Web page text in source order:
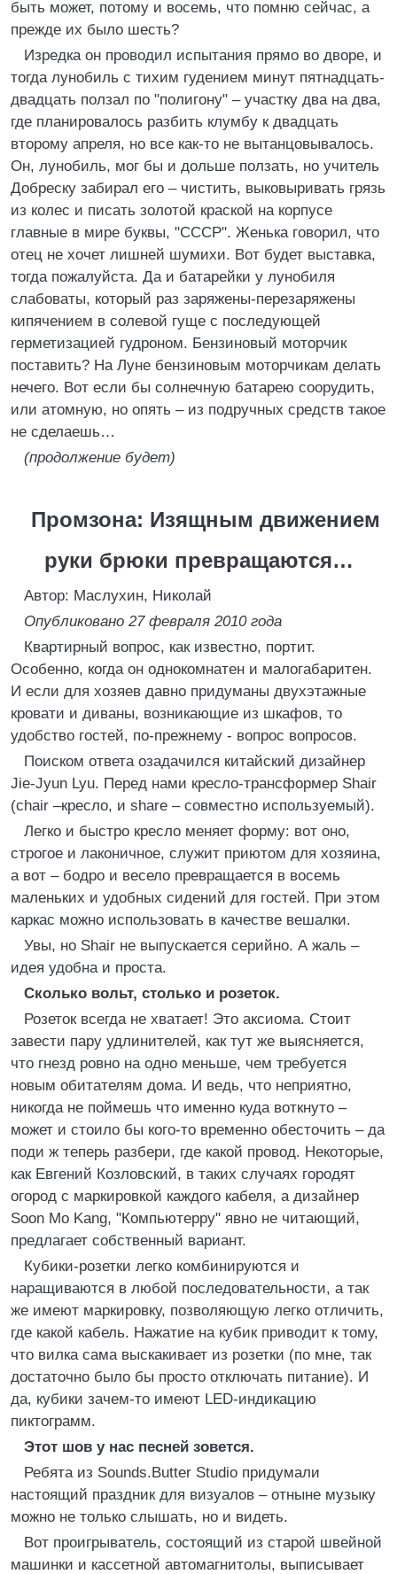
быть может, потому и восемь, что помню сейчас, а
прежде их было шесть?
Изредка он проводил испытания прямо во дворе, и
тогда лунобиль с тихим гудением минут пятнадцать-
двадцать ползал по "полигону" – участку два на два,
где планировалось разбить клумбу к двадцать
второму апреля, но все как-то не вытанцовывалось.
Он, лунобиль, мог бы и дольше ползать, но учитель
Добреску забирал его – чистить, выковыривать грязь
из колес и писать золотой краской на корпусе
главные в мире буквы, "СССР". Женька говорил, что
отец не хочет лишней шумихи. Вот будет выставка,
тогда пожалуйста. Да и батарейки у лунобиля
слабоваты, который раз заряжены-перезаряжены
кипячением в солевой гуще с последующей
герметизацией гудроном. Бензиновый моторчик
поставить? На Луне бензиновым моторчикам делать
нечего. Вот если бы солнечную батарею соорудить,
или атомную, но опять – из подручных средств такое
не сделаешь…
(продолжение будет)
Промзона: Изящным движением
руки брюки превращаются…
Автор: Маслухин, Николай
Опубликовано 27 февраля 2010 года
Квартирный вопрос, как известно, портит.
Особенно, когда он однокомнатен и малогабаритен.
И если для хозяев давно придуманы двухэтажные
кровати и диваны, возникающие из шкафов, то
удобство гостей, по-прежнему - вопрос вопросов.
Поиском ответа озадачился китайский дизайнер
Jie-Jyun Lyu. Перед нами кресло-трансформер Shair
(сhair –кресло, и share – совместно используемый).
Легко и быстро кресло меняет форму: вот оно,
строгое и лаконичное, служит приютом для хозяина,
а вот – бодро и весело превращается в восемь
маленьких и удобных сидений для гостей. При этом
каркас можно использовать в качестве вешалки.
Увы, но Shair не выпускается серийно. А жаль –
идея удобна и проста.
Сколько вольт, столько и розеток.
Розеток всегда не хватает! Это аксиома. Стоит
завести пару удлинителей, как тут же выясняется,
что гнезд ровно на одно меньше, чем требуется
новым обитателям дома. И ведь, что неприятно,
никогда не поймешь что именно куда воткнуто –
может и стоило бы кого-то временно обесточить – да
поди ж теперь разбери, где какой провод. Некоторые,
как Евгений Козловский, в таких случаях городят
огород с маркировкой каждого кабеля, а дизайнер
Soon Mo Kang, "Компьютерру" явно не читающий,
предлагает собственный вариант.
Кубики-розетки легко комбинируются и
наращиваются в любой последовательности, а так
же имеют маркировку, позволяющую легко отличить,
где какой кабель. Нажатие на кубик приводит к тому,
что вилка сама выскакивает из розетки (по мне, так
достаточно было бы просто отключать питание). И
да, кубики зачем-то имеют LED-индикацию
пиктограмм.
Этот шов у нас песней зовется.
Ребята из Sounds.Butter Studio придумали
настоящий праздник для визуалов – отныне музыку
можно не только слышать, но и видеть.
Вот проигрыватель, состоящий из старой швейной
машинки и кассетной автомагнитолы, выписывает